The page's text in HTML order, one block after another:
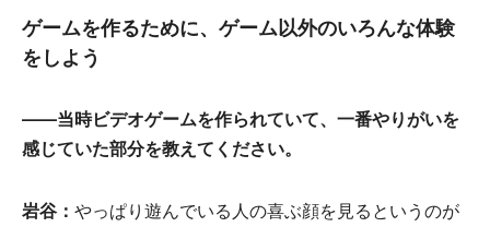
ゲームを作るために、ゲーム以外のいろんな体験
をしよう
――当時ビデオゲームを作られていて、一番やりがいを
感じていた部分を教えてください。
岩谷： やっぱり遊んでいる人の喜ぶ顔を見るというのが